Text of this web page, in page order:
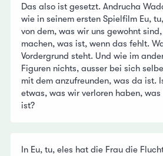
Das also ist gesetzt. Andrucha
wie in seinem ersten Spielfilm Eu,
von dem, was wir uns gewohnt
machen, was ist, wenn das fehlt.
Vordergrund steht. Und wie im
Figuren nichts, ausser bei sich
mit dem anzufreunden, was da ist.
etwas, was wir verloren haben,
ist?
In Eu, tu, eles hat die Frau die